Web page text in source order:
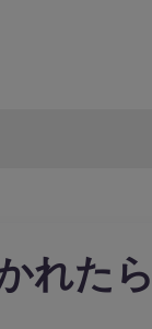
れた